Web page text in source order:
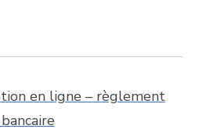
en ligne – règlement